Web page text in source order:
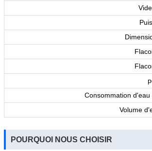
Consommation
Volume
POURQUOI NOUS CHOISIR